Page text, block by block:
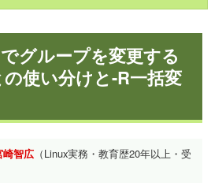
グループを変更する
使い分けと-R一括変
崎智広 （Linux実務・教育歴20年以上・受